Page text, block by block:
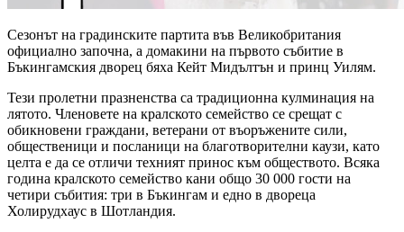
Сезонът на градинските партита във Великобритания
официално започна, а домакини на първото събитие в
Бъкингамския дворец бяха Кейт Мидълтън и принц Уилям.
Тези пролетни празненства са традиционна кулминация на
лятото. Членовете на кралското семейство се срещат с
обикновени граждани, ветерани от въоръжените сили,
общественици и посланици на благотворителни каузи, като
целта е да се отличи техният принос към обществото. Всяка
година кралското семейство кани общо 30 000 гости на
четири събития: три в Бъкингам и едно в двореца
Холирудхаус в Шотландия.